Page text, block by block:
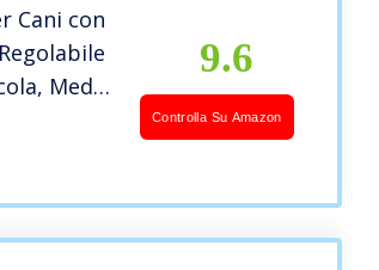
Cani con
Media
Cani,
9.6
Controlla Su Amazon